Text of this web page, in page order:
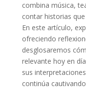
combina música,
contar historias
En este artículo,
ofreciendo
desglosaremos
relevante hoy en
sus
continúa